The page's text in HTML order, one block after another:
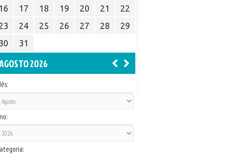
16
17 18 19 20 21
22
24 25 26 27 28
29
31
2026